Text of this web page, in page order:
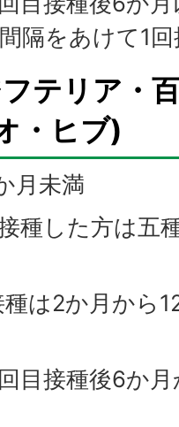
隔をあけて1
テリア・
・ヒブ)
月未満
種した方は五
は2か月から
目接種後6か